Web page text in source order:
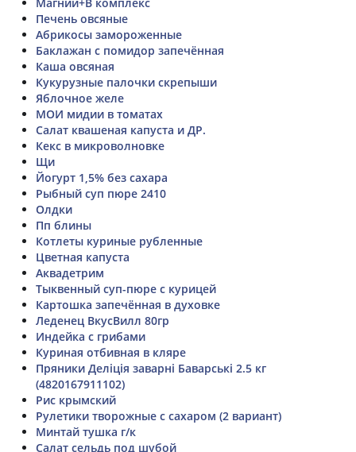
Печень овсяные
Абрикосы замороженные
Баклажан с помидор запечённая
Каша овсяная
Кукурузные палочки скрепыши
Яблочное желе
МОИ мидии в томатах
Салат квашеная капуста и ДР.
Кекс в микроволновке
Щи
Йогурт 1,5% без сахара
Рыбный суп пюре 2410
Олдки
Пп блины
Котлеты куриные рубленные
Цветная капуста
Аквадетрим
Тыквенный суп-пюре с курицей
Картошка запечённая в духовке
Леденец ВкусВилл 80гр
Индейка с грибами
Куриная отбивная в кляре
Пряники Деліція заварні Баварські 2.5 кг
(4820167911102)
Рис крымский
Рулетики творожные с сахаром (2 вариант)
Минтай тушка г/к
Салат сельдь под шубой